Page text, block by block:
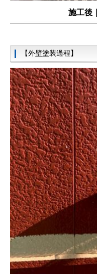
施工後｜
【外壁塗装過程】